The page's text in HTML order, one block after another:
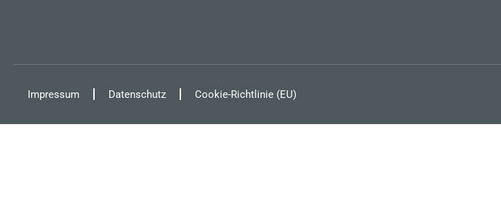
Impressum Datenschutz Cookie-Richtlinie (EU)